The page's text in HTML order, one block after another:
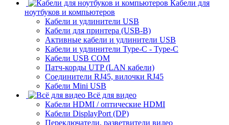
Кабели для
ноутбуков и компьютеров
Кабели и удлинители USB
Кабели для принтера (USB-B)
Активные кабели и удлинители USB
Кабели и удлинители Type-C - Type-C
Кабели USB COM
Патч-корды UTP (LAN кабели)
Соединители RJ45, вилочки RJ45
Кабели Mini USB
Всё для видео
Кабели HDMI / оптические HDMI
Кабели DisplayPort (DP)
Переключатели, разветвители видео